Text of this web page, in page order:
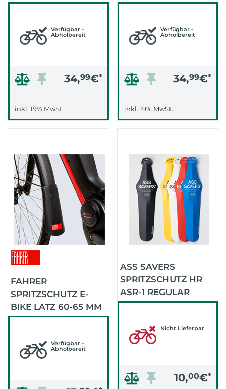
(SCHWARZ)
Verfügbar -
Abholbereit
34,99€*
inkl. 19% MwSt.
(SCHWARZ)
Verfügbar -
Abholbereit
34,99€*
inkl. 19% MwSt.
FAHRER
SPRITZSCHUTZ E-
BIKE LATZ 60-65 MM
Verfügbar -
Abholbereit
ASS SAVERS
SPRITZSCHUTZ HR
ASR-1 REGULAR
(BLACK)
Nicht Lieferbar
10,00€*